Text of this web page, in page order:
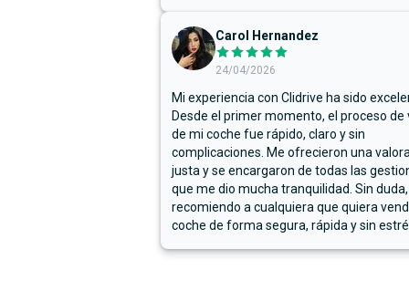
Carol Hernandez
24/04/2026
Mi experiencia con Clidrive ha sido
Desde el primer momento, el proceso de
de mi coche fue rápido, claro y sin
complicaciones. Me ofrecieron una
justa y se encargaron de todas las
que me dio mucha tranquilidad. Sin
recomiendo a cualquiera que quiera
coche de forma segura, rápida y sin